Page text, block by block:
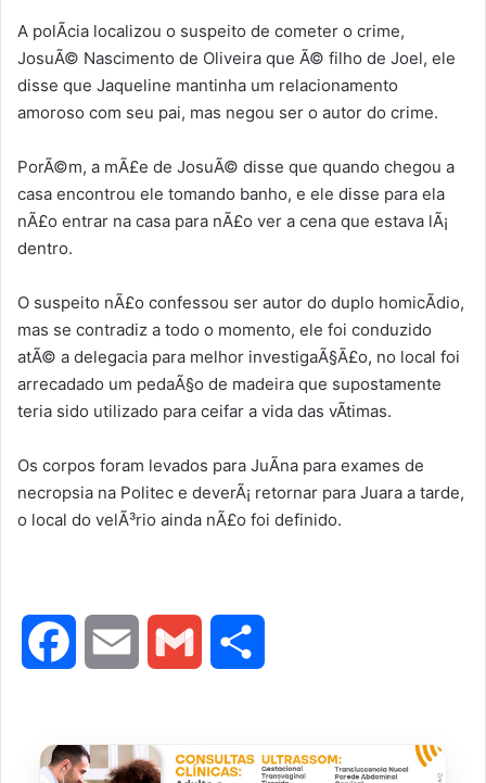
A polÃ­cia localizou o suspeito de cometer o crime,
JosuÃ© Nascimento de Oliveira que Ã© filho de Joel, ele
disse que Jaqueline mantinha um relacionamento
amoroso com seu pai, mas negou ser o autor do crime.
PorÃ©m, a mÃ£e de JosuÃ© disse que quando chegou a
casa encontrou ele tomando banho, e ele disse para ela
nÃ£o entrar na casa para nÃ£o ver a cena que estava lÃ¡
dentro.
O suspeito nÃ£o confessou ser autor do duplo homicÃ­dio,
mas se contradiz a todo o momento, ele foi conduzido
atÃ© a delegacia para melhor investigaÃ§Ã£o, no local foi
arrecadado um pedaÃ§o de madeira que supostamente
teria sido utilizado para ceifar a vida das vÃ­timas.
Os corpos foram levados para JuÃ­na para exames de
necropsia na Politec e deverÃ¡ retornar para Juara a tarde,
o local do velÃ³rio ainda nÃ£o foi definido.
c a a